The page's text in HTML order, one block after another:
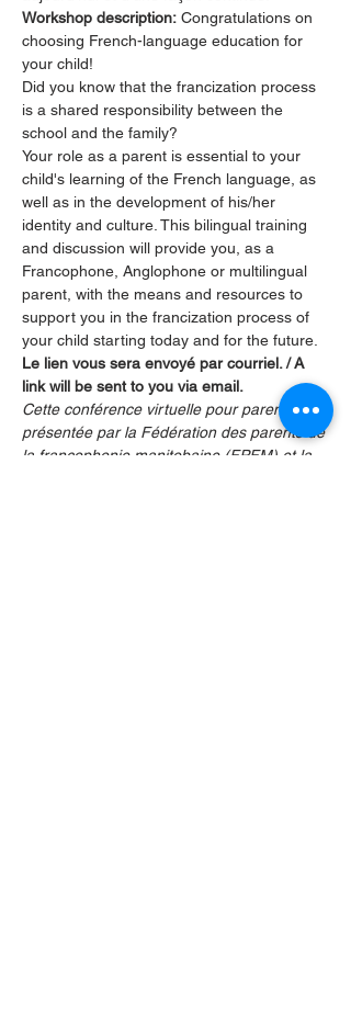
Workshop description: Congratulations on
choosing French-language education for
your child!
Did you know that the francization process
is a shared responsibility between the
school and the family?
Your role as a parent is essential to your
child's learning of the French language, as
well as in the development of his/her
identity and culture. This bilingual training
and discussion will provide you, as a
Francophone, Anglophone or multilingual
parent, with the means and resources to
support you in the francization process of
your child starting today and for the future.
Le lien vous sera envoyé par courriel. / A
link will be sent to you via email.
Cette conférence virtuelle pour parents est
présentée par la Fédération des parents de
la francophonie manitobaine (FPFM) et la